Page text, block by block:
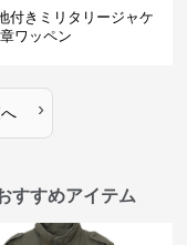
付きミリタリージャケ
ワッペン
›
すすめアイテム